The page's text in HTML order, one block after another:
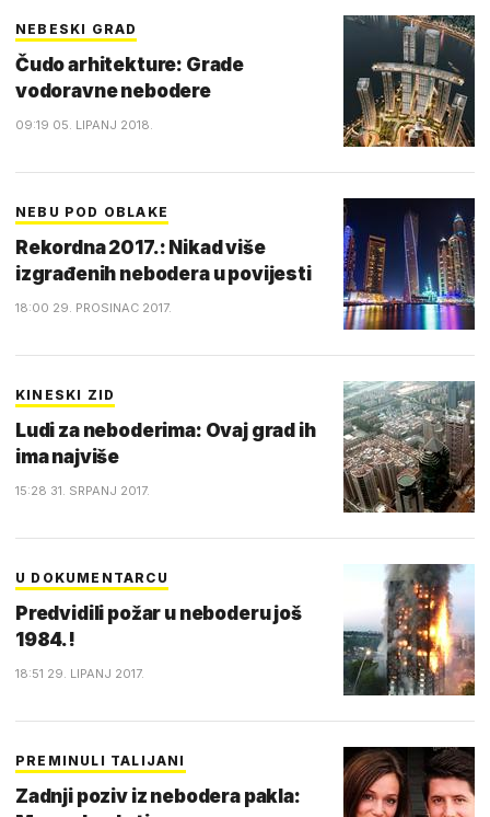
NEBESKI GRAD
Čudo arhitekture: Grade
vodoravne nebodere
09:19 05. LIPANJ 2018.
NEBU POD OBLAKE
Rekordna 2017.: Nikad više
izgrađenih nebodera u povijesti
18:00 29. PROSINAC 2017.
KINESKI ZID
Ludi za neboderima: Ovaj grad ih
ima najviše
15:28 31. SRPANJ 2017.
U DOKUMENTARCU
Predvidili požar u neboderu još
1984.!
18:51 29. LIPANJ 2017.
PREMINULI TALIJANI
Zadnji poziv iz nebodera pakla: